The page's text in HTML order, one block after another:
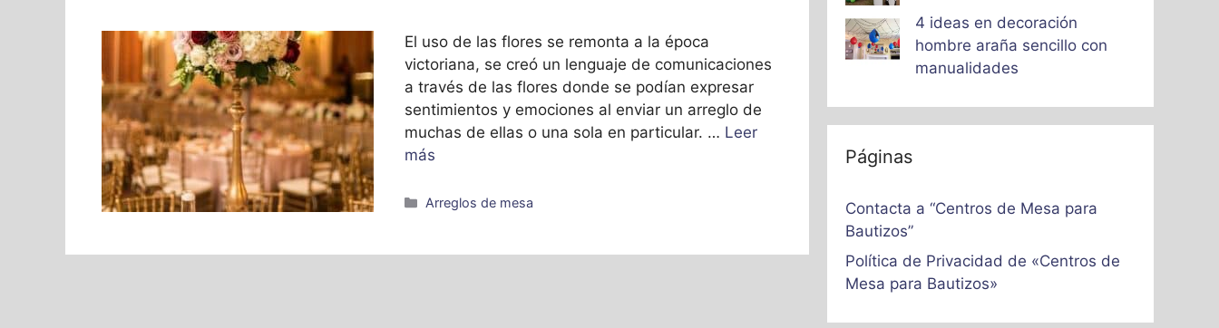
El uso de las flores se remonta a la época
victoriana, se creó un lenguaje de comunicaciones
a través de las flores donde se podían expresar
sentimientos y emociones al enviar un arreglo de
muchas de ellas o una sola en particular. … Leer
más
Categorías
Arreglos de mesa
4 ideas en decoración
hombre araña sencillo con
manualidades
Páginas
Contacta a “Centros de Mesa para
Bautizos”
Política de Privacidad de «Centros de
Mesa para Bautizos»